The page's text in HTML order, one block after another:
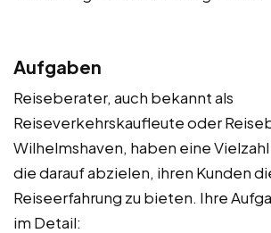
Aufgaben
Reiseberater, auch bekannt als
Reiseverkehrskaufleute oder
Wilhelmshaven, haben eine
die darauf abzielen, ihren Kunden
Reiseerfahrung zu bieten. Ihre
im Detail: